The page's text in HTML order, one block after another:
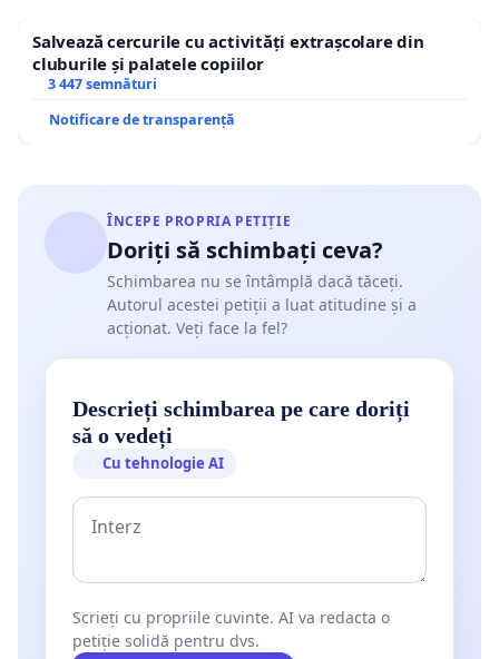
Salvează cercurile cu activități extrașcolare din
cluburile și palatele copiilor
3 447 semnături
Notificare de transparență
ÎNCEPE PROPRIA PETIȚIE
Doriți să schimbați ceva?
Schimbarea nu se întâmplă dacă tăceți.
Autorul acestei petiții a luat atitudine și a
acționat. Veți face la fel?
Descrieți schimbarea pe care doriți
să o vedeți
Cu tehnologie AI
Scrieți cu propriile cuvinte. AI va redacta o
petiție solidă pentru dvs.